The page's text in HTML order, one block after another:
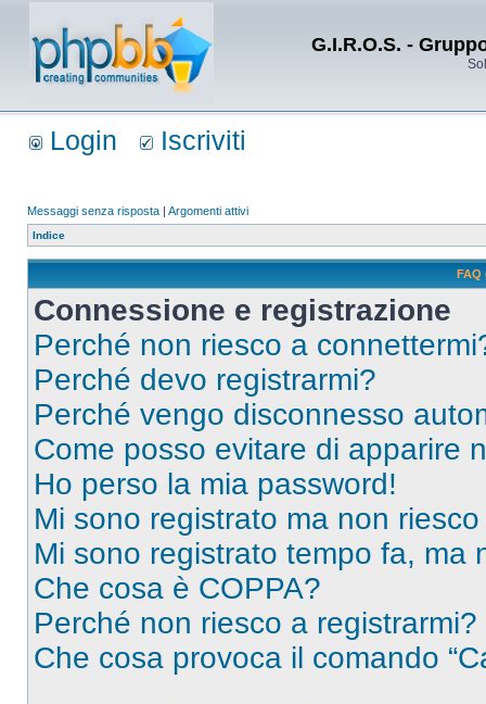
G.I.R.O.S. -
Login Iscriviti
Messaggi senza risposta | Argomenti attivi
Indice
FAQ
Connessione e registrazione
Perché non riesco a
Perché devo registrarmi?
Perché vengo disconnesso
Come posso evitare di apparire
Ho perso la mia password!
Mi sono registrato ma non
Mi sono registrato tempo fa, ma
Che cosa è COPPA?
Perché non riesco a registrarmi?
Che cosa provoca il comando